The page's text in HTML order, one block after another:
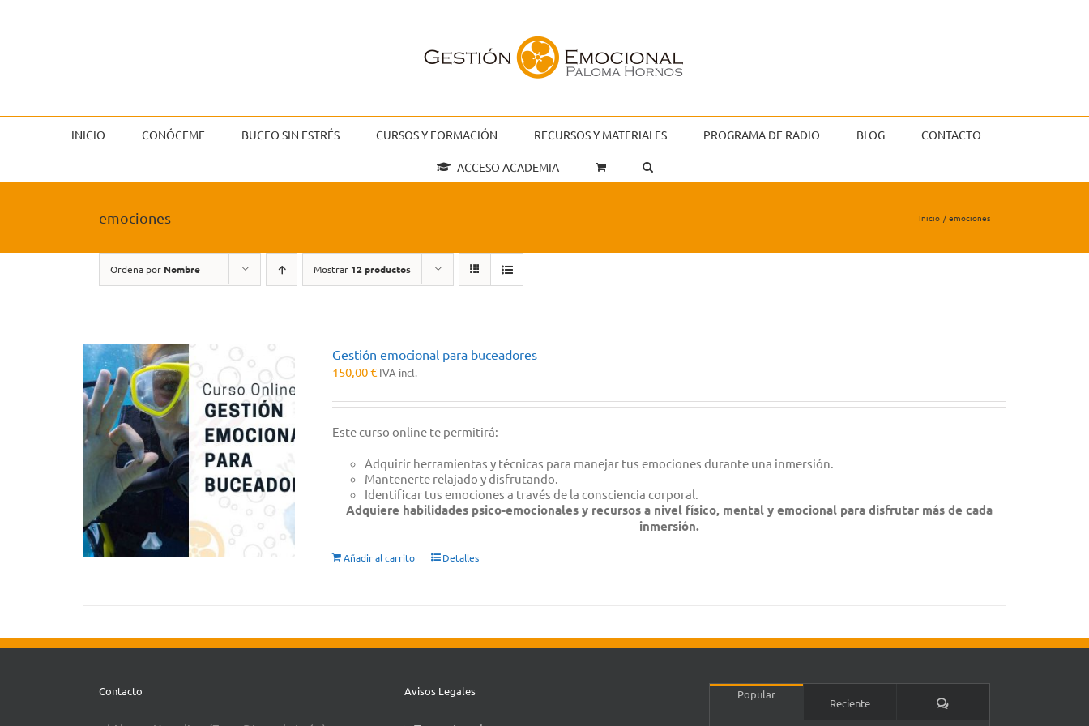
INICIO CONÓCEME BUCEO SIN ESTRÉS CURSOS Y FORMACIÓN RECURSOS Y MATERIALES PROGRAMA DE RADIO BLOG CONTACTO
ACCESO ACADEMIA
emociones Inicio emociones
Ordena por Nombre Mostrar 12 productos
Gestión emocional para buceadores
150,00€ IVA incl.
Este curso online te permitirá:
Adquirir herramientas y técnicas para manejar tus emociones durante una inmersión.
Mantenerte relajado y disfrutando.
Identificar tus emociones a través de la consciencia corporal.
Adquiere habilidades psico-emocionales y recursos a nivel físico, mental y emocional para disfrutar más de cada
inmersión.
Añadir al carrito Detalles
Contacto Avisos Legales Popular
Reciente Comentarios